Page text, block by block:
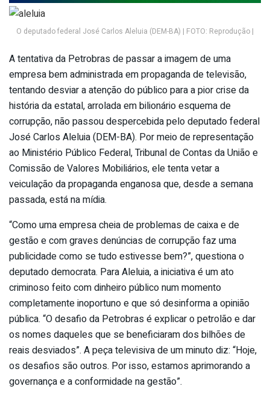
O deputado federal José Carlos Aleluia (DEM-BA) | FOTO: Reprodução |
A tentativa da Petrobras de passar a imagem de uma
empresa bem administrada em propaganda de televisão,
tentando desviar a atenção do público para a pior crise da
história da estatal, arrolada em bilionário esquema de
corrupção, não passou despercebida pelo deputado federal
José Carlos Aleluia (DEM-BA). Por meio de representação
ao Ministério Público Federal, Tribunal de Contas da União e
Comissão de Valores Mobiliários, ele tenta vetar a
veiculação da propaganda enganosa que, desde a semana
passada, está na mídia.
“Como uma empresa cheia de problemas de caixa e de
gestão e com graves denúncias de corrupção faz uma
publicidade como se tudo estivesse bem?”, questiona o
deputado democrata. Para Aleluia, a iniciativa é um ato
criminoso feito com dinheiro público num momento
completamente inoportuno e que só desinforma a opinião
pública. “O desafio da Petrobras é explicar o petrolão e dar
os nomes daqueles que se beneficiaram dos bilhões de
reais desviados”. A peça televisiva de um minuto diz: “Hoje,
os desafios são outros. Por isso, estamos aprimorando a
governança e a conformidade na gestão”.